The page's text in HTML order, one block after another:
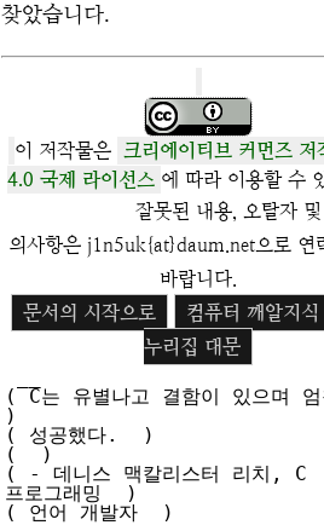
찾았습니다.
이 저작물은 크리에이티브 커먼즈 저
4.0 국제 라이선스 에 따라 이용할 수
잘못된 내용, 오탈자
의사항은 j1n5uk{at}daum.net으로 연
바랍니다.
문서의 시작으로
컴퓨터 깨알지식
누리집 대문
( C는 유별나고 결함이 있으며 엄
)
( 성공했다.  )
(  )
( - 데니스 맥칼리스터 리치, C
프로그래밍  )
( 언어 개발자  )